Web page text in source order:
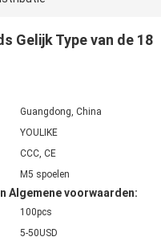
Gelijk Type van de 18
Guangdong, China
YOULIKE
CCC, CE
M5 spoelen
Algemene voorwaarden:
100pcs
5-50USD